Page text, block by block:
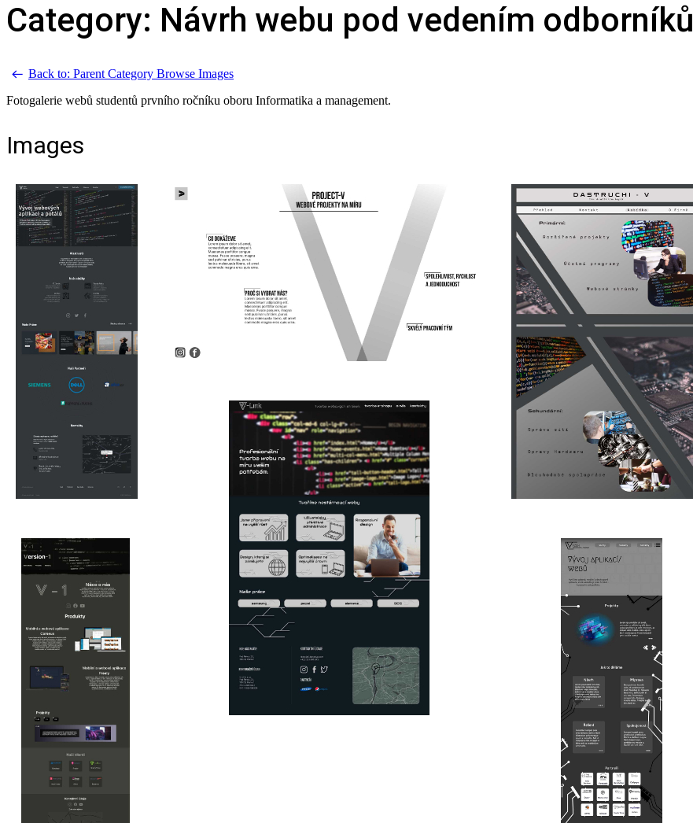
Category: Návrh webu pod vedením odborníků
Back to: Parent Category Browse Images
Fotogalerie webů studentů prvního ročníku oboru Informatika a management.
Images